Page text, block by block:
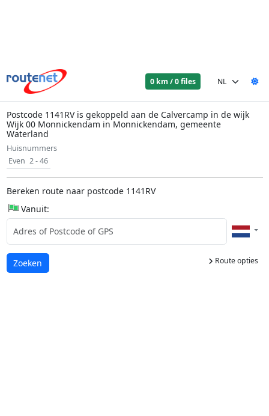
0 km / 0 files
Postcode 1141RV is gekoppeld aan de Calvercamp in de wijk
Wijk 00 Monnickendam in Monnickendam, gemeente
Waterland
Huisnummers
Even 2 - 46
Bereken route naar postcode 1141RV
Vanuit:
Route opties
Laden...
Zoeken